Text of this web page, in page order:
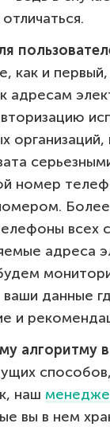
как и
к адресам
номер
всех
адреса
данные
и
алгоритму в
наш
вы в нем